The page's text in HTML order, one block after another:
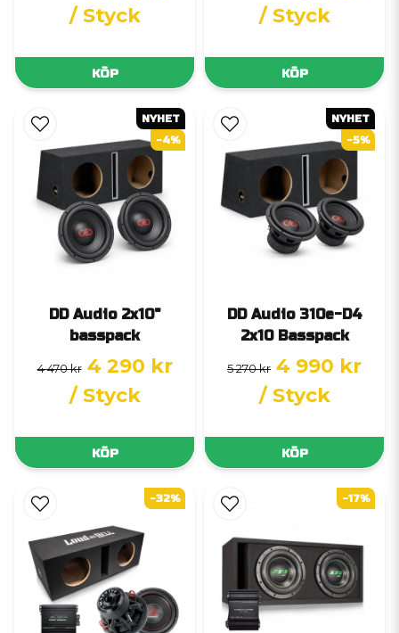
/ Styck
KÖP
/ Styck
KÖP
DD Audio 2x10"
basspack
4 470 kr 4 290 kr
/ Styck
KÖP
NYHET
-4%
DD Audio 310e-D4
2x10 Basspack
5 270 kr 4 990 kr
/ Styck
KÖP
NYHET
-5%
-32% -17%